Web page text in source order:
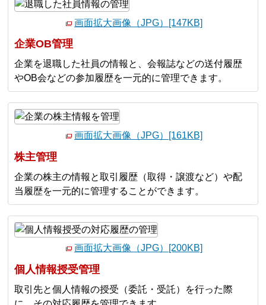
画面拡大画像（JPG）[147KB]
企業OB管理
企業を退職した社員の情報と、会報誌などの送付履歴
やOB会などの参加履歴を一元的に管理できます。
画面拡大画像（JPG）[161KB]
株主管理
企業の株主の情報と取引履歴（取得・譲渡など）や配
当履歴を一元的に管理することができます。
画面拡大画像（JPG）[200KB]
個人情報授受管理
取引先と個人情報の授受（委託・受託）を行った際